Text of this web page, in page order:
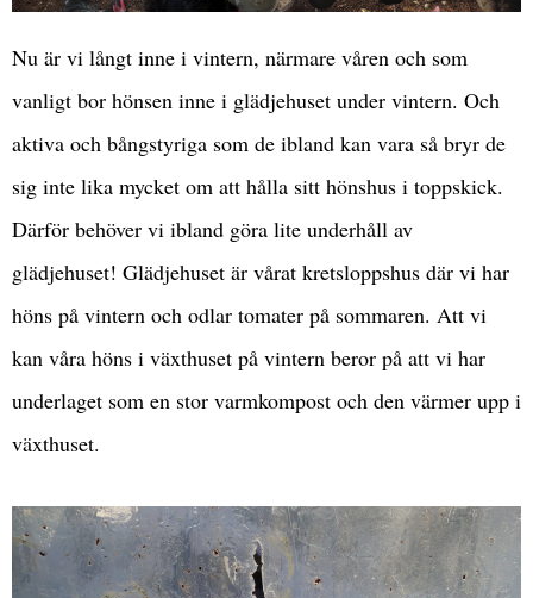
Nu är vi långt inne i vintern, närmare våren och som
vanligt bor hönsen inne i glädjehuset under vintern. Och
aktiva och bångstyriga som de ibland kan vara så bryr de
sig inte lika mycket om att hålla sitt hönshus i toppskick.
Därför behöver vi ibland göra lite underhåll av
glädjehuset! Glädjehuset är vårat kretsloppshus där vi har
höns på vintern och odlar tomater på sommaren. Att vi
kan våra höns i växthuset på vintern beror på att vi har
underlaget som en stor varmkompost och den värmer upp i
växthuset.